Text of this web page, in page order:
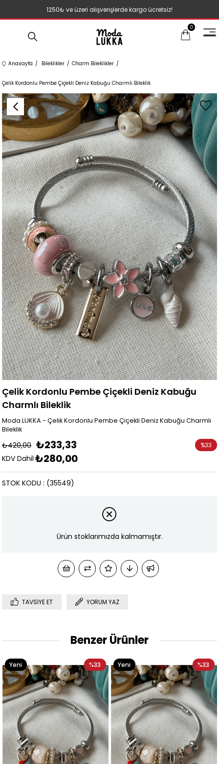
1250₺ ve üzeri alışverişlerde kargo ücretsiz!
0
Anasayfa Bileklikler Charm Bileklikler
Çelik Kordonlu Pembe Çiçekli Deniz Kabuğu Charmlı Bileklik
Çelik Kordonlu Pembe Çiçekli Deniz Kabuğu
Charmlı Bileklik
Moda LUKKA - Çelik Kordonlu Pembe Çiçekli Deniz Kabuğu Charmlı
Bileklik
₺420,00 ₺233,33
KDV Dahil ₺280,00
%33
(35549)
STOK KODU
Ürün stoklarımızda kalmamıştır.
TAVSIYE ET YORUM YAZ
Benzer Ürünler
%33
Yeni
Ürün
%33
Yeni
Ürün